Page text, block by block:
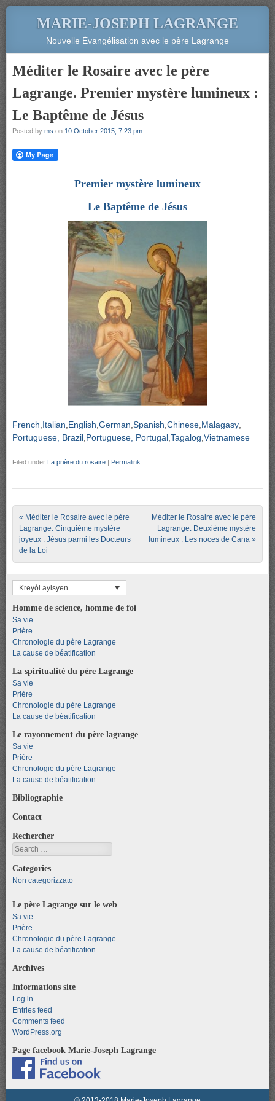
MARIE-JOSEPH LAGRANGE
Nouvelle Évangélisation avec le père Lagrange
Méditer le Rosaire avec le père
Lagrange. Premier mystère lumineux :
Le Baptême de Jésus
Posted by ms on 10 October 2015, 7:23 pm
Premier mystère lumineux
Le Baptême de Jésus
French Italian English German Spanish Chinese Malagasy
Portuguese, Brazil Portuguese, Portugal Tagalog Vietnamese
Filed under La prière du rosaire | Permalink
Post navigation
« Méditer le Rosaire avec le père
Lagrange. Cinquième mystère
joyeux : Jésus parmi les Docteurs
de la Loi
Méditer le Rosaire avec le père
Lagrange. Deuxième mystère
lumineux : Les noces de Cana »
Kreyòl ayisyen
Homme de science, homme de foi
Sa vie
Prière
Chronologie du père Lagrange
La cause de béatification
La spiritualité du père Lagrange
Sa vie
Prière
Chronologie du père Lagrange
La cause de béatification
Le rayonnement du père lagrange
Sa vie
Prière
Chronologie du père Lagrange
La cause de béatification
Bibliographie
Contact
Rechercher
Search
Categories
Non categorizzato
Le père Lagrange sur le web
Sa vie
Prière
Chronologie du père Lagrange
La cause de béatification
Archives
Informations site
Log in
Entries feed
Comments feed
WordPress.org
Page facebook Marie-Joseph Lagrange